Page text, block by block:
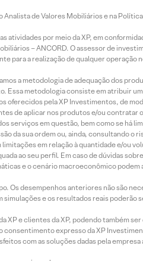
de Valores Mobiliários e na
atividades por meio da XP, em
– ANCORD. O assessor de
para a realização de qualquer operação
a metodologia de adequação dos
Essa metodologia consiste em atribuir
oferecidos pela XP Investimentos, de
de aplicar nos produtos e/ou contratar
serviços em questão, bem como se há
da sua ordem ou, ainda, consultando o
em relação à quantidade e/ou
ao seu perfil. Em caso de dúvidas
e o cenário macroeconômico podem
Os desempenhos anteriores não são
e os resultados reais poderão
e clientes da XP, podendo também ser
consentimento expresso da XP
com as soluções dadas pela empresa